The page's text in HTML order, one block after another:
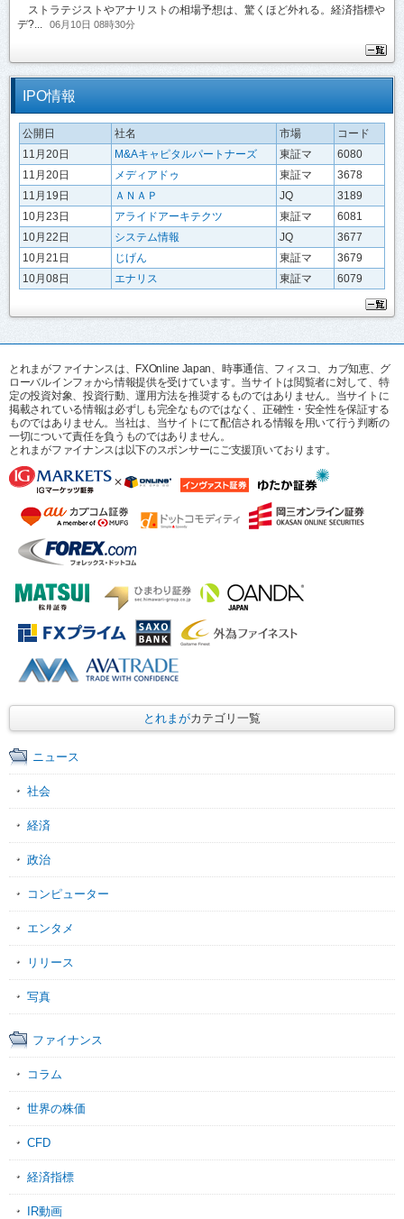
ストラテジストやアナリストの相場予想は、驚くほど外れる。経済指標や
デ?...
06月10日 08時30分
IPO情報
公開日 社名 市場
コード
11月20日
M&Aキャピタルパートナーズ 東証マ
6080
11月20日
メディアドゥ 東証マ
3678
11月19日
ＡＮＡＰ JQ
3189
10月23日
アライドアーキテクツ 東証マ
6081
10月22日
システム情報 JQ
3677
10月21日
じげん 東証マ
3679
10月08日
エナリス 東証マ 6079
とれまがファイナンスは、FXOnline Japan、時事通信、フィスコ、カブ知恵、グ
ローバルインフォから情報提供を受けています。当サイトは閲覧者に対して、特
定の投資対象、投資行動、運用方法を推奨するものではありません。当サイトに
掲載されている情報は必ずしも完全なものではなく、正確性・安全性を保証する
ものではありません。当社は、当サイトにて配信される情報を用いて行う判断の
一切について責任を負うものではありません。
とれまがファイナンスは以下のスポンサーにご支援頂いております。
とれまがカテゴリ一覧
ニュース
社会
経済
政治
コンピューター
エンタメ
リリース
写真
ファイナンス
コラム
世界の株価
CFD
経済指標
IR動画